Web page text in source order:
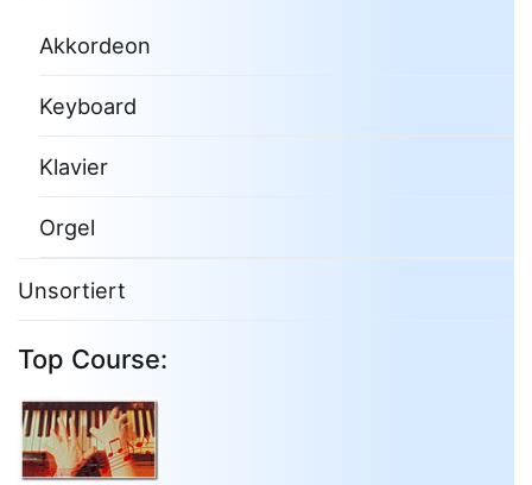
Akkordeon
Keyboard
Klavier
Orgel
Unsortiert
Top Course: